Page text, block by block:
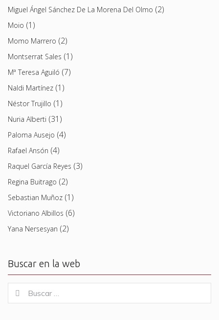
Miguel Ángel Sánchez De La Morena Del Olmo (2)
Moio (1)
Momo Marrero (2)
Montserrat Sales (1)
Mª Teresa Aguiló (7)
Naldi Martínez (1)
Néstor Trujillo (1)
Nuria Alberti (31)
Paloma Ausejo (4)
Rafael Ansón (4)
Raquel García Reyes (3)
Regina Buitrago (2)
Sebastian Muñoz (1)
Victoriano Albillos (6)
Yana Nersesyan (2)
Buscar en la web
for:
Buscar